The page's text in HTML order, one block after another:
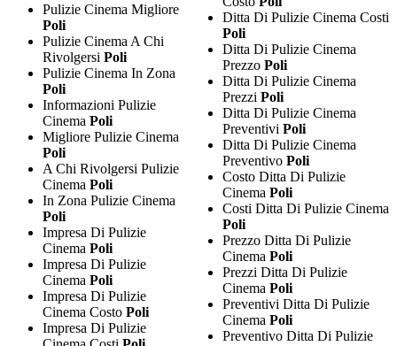
Pulizie Cinema Migliore
Poli
Pulizie Cinema A Chi
Rivolgersi Poli
Pulizie Cinema In Zona
Poli
Informazioni Pulizie
Cinema Poli
Migliore Pulizie Cinema
Poli
A Chi Rivolgersi Pulizie
Cinema Poli
In Zona Pulizie Cinema
Poli
Impresa Di Pulizie
Cinema Poli
Impresa Di Pulizie
Cinema Poli
Impresa Di Pulizie
Cinema Costo Poli
Impresa Di Pulizie
Ditta Di Pulizie Cinema Costi
Poli
Ditta Di Pulizie Cinema
PrezzoPoli
Ditta Di Pulizie Cinema
PrezziPoli
Ditta Di Pulizie Cinema
PreventiviPoli
Ditta Di Pulizie Cinema
PreventivoPoli
Costo Ditta Di Pulizie
CinemaPoli
Costi Ditta Di Pulizie Cinema
Poli
Prezzo Ditta Di Pulizie
CinemaPoli
Prezzi Ditta Di Pulizie
CinemaPoli
Preventivi Ditta Di Pulizie
CinemaPoli
Preventivo Ditta Di Pulizie